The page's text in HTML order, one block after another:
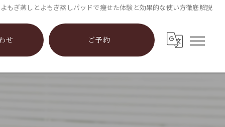
よもぎ蒸しとよもぎ蒸しパッドで痩せた体験と効果的な使い方徹底解説
せ ご予約